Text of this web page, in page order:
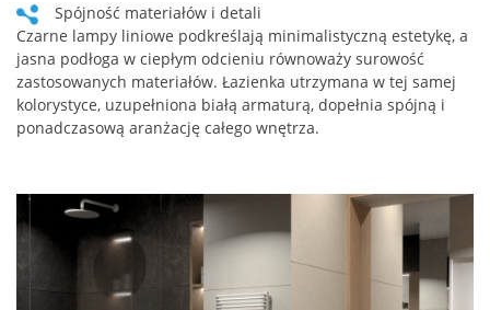
Spójność materiałów i detali
Czarne lampy liniowe podkreślają minimalistyczną estetykę, a
jasna podłoga w ciepłym odcieniu równoważy surowość
zastosowanych materiałów. Łazienka utrzymana w tej samej
kolorystyce, uzupełniona białą armaturą, dopełnia spójną i
ponadczasową aranżację całego wnętrza.